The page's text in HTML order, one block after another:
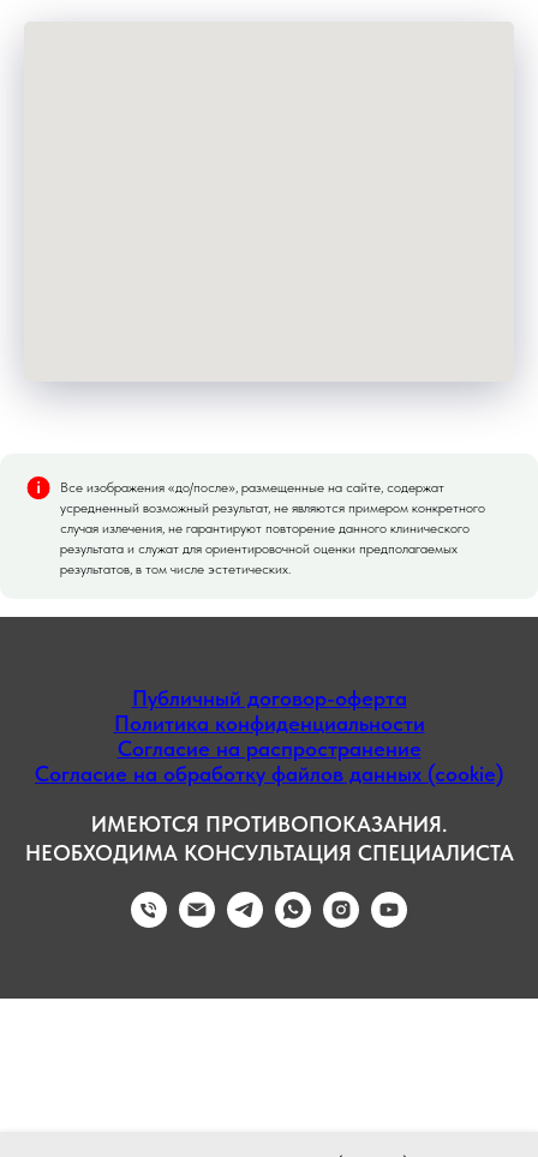
Все изображения «до/после», размещенные на сайте, содержат
усредненный возможный результат, не являются примером конкретного
случая излечения, не гарантируют повторение данного клинического
результата и служат для ориентировочной оценки предполагаемых
результатов, в том числе эстетических.
Публичный договор-оферта
Политика конфиденциальности
Согласие на распространение
Согласие на обработку файлов данных (cookie)
ИМЕЮТСЯ ПРОТИВОПОКАЗАНИЯ.
НЕОБХОДИМА КОНСУЛЬТАЦИЯ СПЕЦИАЛИСТА